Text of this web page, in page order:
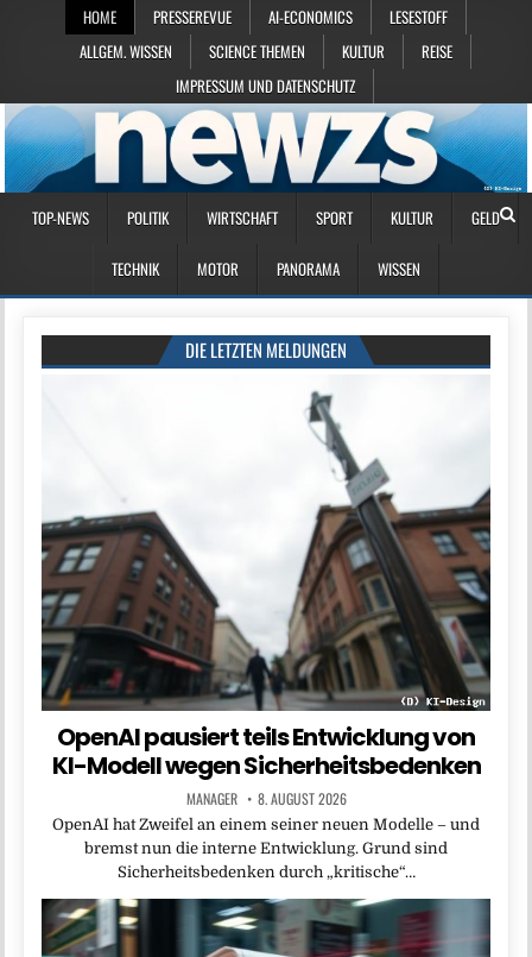
HOME PRESSEREVUE AI-ECONOMICS
LESESTOFF
ALLGEM. WISSEN
SCIENCE THEMEN KULTUR
REISE
IMPRESSUM UND DATENSCHUTZ
TOP-NEWS POLITIK WIRTSCHAFT SPORT KULTUR GELD
TECHNIK MOTOR PANORAMA WISSEN
DIE LETZTEN MELDUNGEN
OpenAI pausiert teils Entwicklung von
KI-Modell wegen Sicherheitsbedenken
MANAGER 8. AUGUST 2026
OpenAI hat Zweifel an einem seiner neuen Modelle – und
bremst nun die interne Entwicklung. Grund sind
Sicherheitsbedenken durch „kritische“…